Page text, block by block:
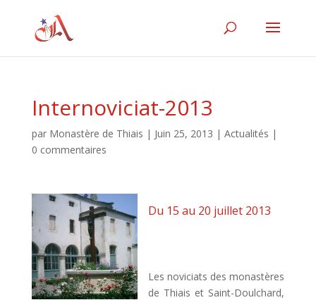
Internoviciat-2013
par Monastère de Thiais | Juin 25, 2013 | Actualités |
0 commentaires
Du 15 au 20 juillet 2013
Les noviciats des monastères
de Thiais et Saint-Doulchard,